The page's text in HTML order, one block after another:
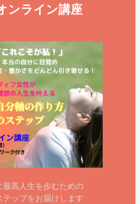
ンライン講座
最高人生を歩むための
テップをお届けします